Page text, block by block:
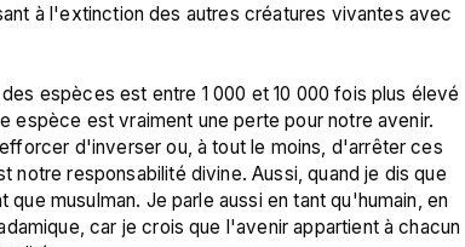
à l'extinction des autres créatures vivantes avec
espèces est entre 1 000 et 10 000 fois plus élevé
espèce est vraiment une perte pour notre avenir.
d'inverser ou, à tout le moins, d'arrêter ces
notre responsabilité divine. Aussi, quand je dis que
que musulman. Je parle aussi en tant qu'humain, en
car je crois que l'avenir appartient à chacun